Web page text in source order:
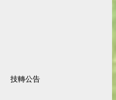
技轉公告